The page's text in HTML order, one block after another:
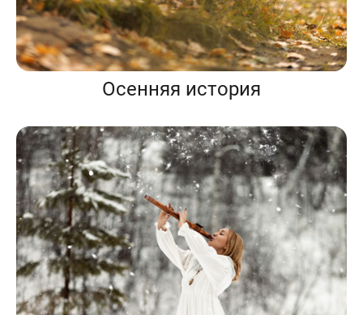
Осенняя история